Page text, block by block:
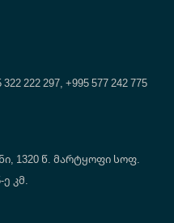
222 297, +995 577 242 775
1320 წ. მარტყოფი სოფ.
კმ.